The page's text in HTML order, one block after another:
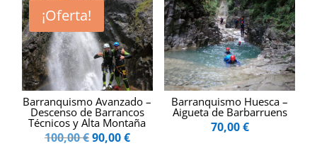
¡Oferta!
Barranquismo Avanzado –
Descenso de Barrancos
Técnicos y Alta Montaña
100,00€El
90,00€El
Barranquismo Huesca –
Aigueta de Barbarruens
70,00€